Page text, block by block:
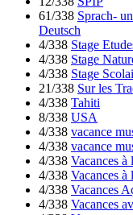
61/338 Sprach-
Deutsch
4/338 Stage
4/338 Stage
4/338 Stage
21/338 Sur les
4/338 Tahiti
8/338 USA
4/338 vacance
4/338 vacance
4/338 Vacances à
4/338 Vacances à
4/338 Vacances
4/338 Vacances